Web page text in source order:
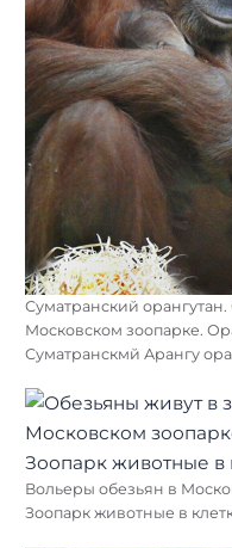
Суматранский
Московском зоопарке.
Суматранскмй Арангу
Вольеры обезьян в
Зоопарк животные в